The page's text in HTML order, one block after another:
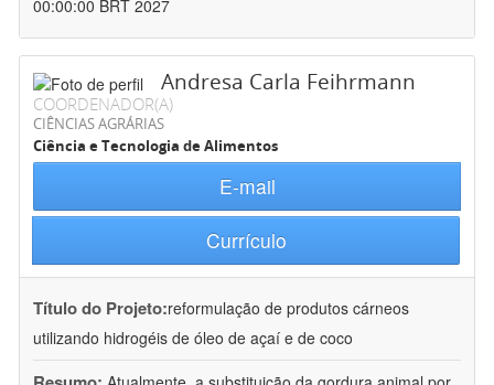
00:00:00 BRT 2027
Andresa Carla Feihrmann
COORDENADOR(A)
CIÊNCIAS AGRÁRIAS
Ciência e Tecnologia de Alimentos
E-mail
Currículo
Título do Projeto:reformulação de produtos cárneos
utilizando hidrogéis de óleo de açaí e de coco